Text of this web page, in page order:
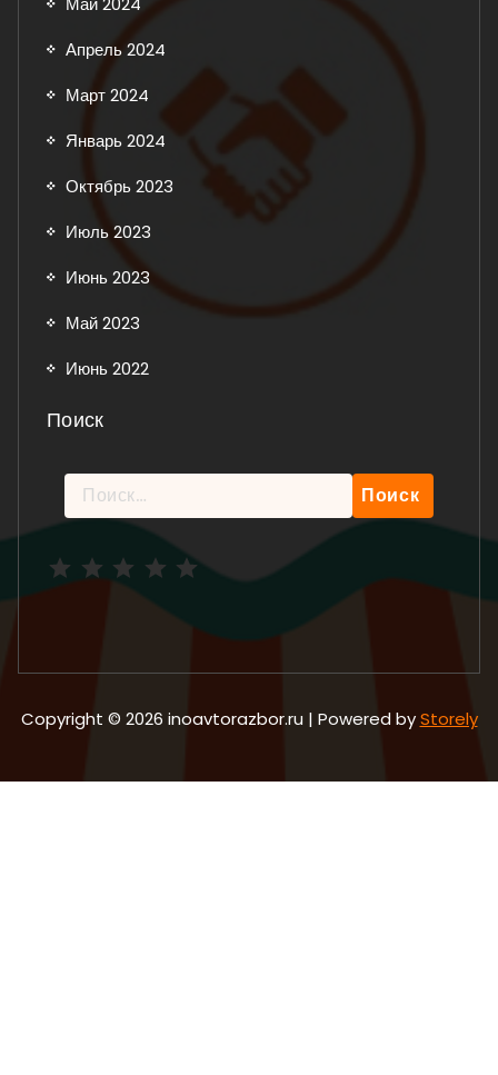
Апрель 2024
Март 2024
Январь 2024
Октябрь 2023
Июль 2023
Июнь 2023
Май 2023
Июнь 2022
Поиск
Найти:
Copyright © 2026 inoavtorazbor.ru | Powered byStorely